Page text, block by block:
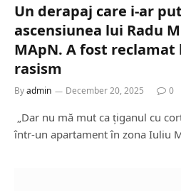
Un derapaj care i-ar
ascensiunea lui Radu
MApN. A fost reclamat
rasism
Byadmin December 20, 2025 0
„Dar nu mă mut ca țiganul cu
într-un apartament în zona Iuliu